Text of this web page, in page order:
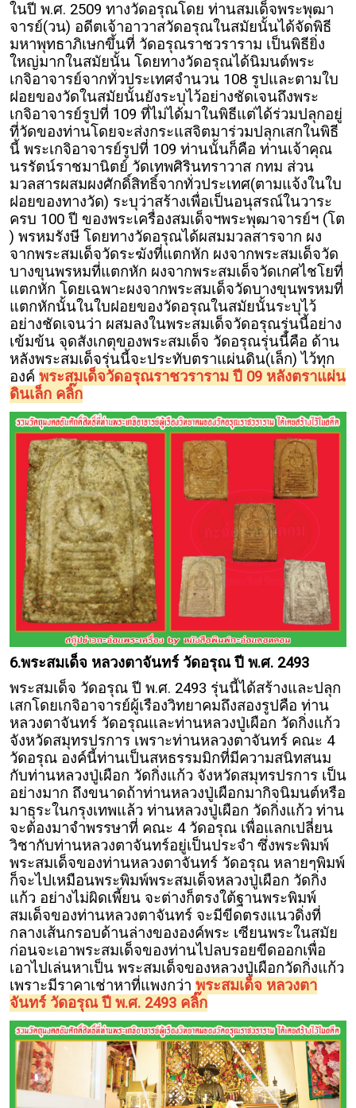
ในปี พ.ศ. 2509 ทางวัดอรุณโดย ท่านสมเด็จพระพุฒา
จารย์(วน) อดีตเจ้าอาวาสวัดอรุณในสมัยนั้นได้จัดพิธี
มหาพุทธาภิเษกขึ้นที่ วัดอรุณราชวราราม เป็นพิธียิ่ง
ใหญ่มากในสมัยนั้น โดยทางวัดอรุณได้นิมนต์พระ
เกจิอาจารย์จากทั่วประเทศจำนวน 108 รูปและตามใบ
ฝอยของวัดในสมัยนั้นยังระบุไว้อย่างชัดเจนถึงพระ
เกจิอาจารย์รูปที่ 109 ที่ไม่ได้มาในพิธีแต่ได้ร่วมปลุกอยู่
ที่วัดของท่านโดยจะส่งกระแสจิตมาร่วมปลุกเสกในพิธี
นี้ พระเกจิอาจารย์รูปที่ 109 ท่านนั้นก็คือ ท่านเจ้าคุณ
นรรัตน์ราชมานิตย์ วัดเทพศิรินทราวาส กทม ส่วน
มวลสารผสมผงศักดิ์สิทธิ์จากทั่วประเทศ(ตามแจ้งในใบ
ฝอยของทางวัด) ระบุว่าสร้างเพื่อเป็นอนุสรณ์ในวาระ
ครบ 100 ปี ของพระเครื่องสมเด็จฯพระพุฒาจารย์ฯ (โต
) พรหมรังษี โดยทางวัดอรุณได้ผสมมวลสารจาก ผง
จากพระสมเด็จวัดระฆังที่แตกหัก ผงจากพระสมเด็จวัด
บางขุนพรหมที่แตกหัก ผงจากพระสมเด็จวัดเกศไชโยที่
แตกหัก โดยเฉพาะผงจากพระสมเด็จวัดบางขุนพรหมที่
แตกหักนั้นในใบฝอยของวัดอรุณในสมัยนั้นระบุไว้
อย่างชัดเจนว่า ผสมลงในพระสมเด็จวัดอรุณรุ่นนี้อย่าง
เข้มข้น จุดสังเกตุของพระสมเด็จ วัดอรุณรุ่นนี้คือ ด้าน
หลังพระสมเด็จรุ่นนี้จะประทับตราแผ่นดิน(เล็ก) ไว้ทุก
องค์ พระสมเด็จวัดอรุณราชวราราม ปี 09 หลังตราแผ่น
ดินเล็ก คลิ๊ก
6.พระสมเด็จ หลวงตาจันทร์ วัดอรุณ ปี พ.ศ. 2493
พระสมเด็จ วัดอรุณ ปี พ.ศ. 2493 รุ่นนี้ได้สร้างและปลุก
เสกโดยเกจิอาจารย์ผู้เรืองวิทยาคมถึงสองรูปคือ ท่าน
หลวงตาจันทร์ วัดอรุณและท่านหลวงปู่เผือก วัดกิ่งแก้ว
จังหวัดสมุทรปรการ เพราะท่านหลวงตาจันทร์ คณะ 4
วัดอรุณ องค์นี้ท่านเป็นสหธรรมมิกที่มีความสนิทสนม
กับท่านหลวงปู่เผือก วัดกิ่งแก้ว จังหวัดสมุทรปรการ เป็น
อย่างมาก ถึงขนาดถ้าท่านหลวงปู่เผือกมากิจนิมนต์หรือ
มาธุระในกรุงเทพแล้ว ท่านหลวงปู่เผือก วัดกิ่งแก้ว ท่าน
จะต้องมาจำพรรษาที่ คณะ 4 วัดอรุณ เพื่อแลกเปลี่ยน
วิชากับท่านหลวงตาจันทร์อยู่เป็นประจำ ซึ่งพระพิมพ์
พระสมเด็จของท่านหลวงตาจันทร์ วัดอรุณ หลายๆพิมพ์
ก็จะไปเหมือนพระพิมพ์พระสมเด็จหลวงปู่เผือก วัดกิ่ง
แก้ว อย่างไม่ผิดเพี้ยน จะต่างก็ตรงใต้ฐานพระพิมพ์
สมเด็จของท่านหลวงตาจันทร์ จะมีขีดตรงแนวดิ่งที่
กลางเส้นกรอบด้านล่างขององค์พระ เซียนพระในสมัย
ก่อนจะเอาพระสมเด็จของท่านไปลบรอยขีดออกเพื่อ
เอาไปเล่นหาเป็น พระสมเด็จของหลวงปู่เผือกวัดกิ่งแก้ว
เพราะมีราคาเช่าหาที่แพงกว่า พระสมเด็จ หลวงตา
จันทร์ วัดอรุณ ปี พ.ศ. 2493 คลิ๊ก